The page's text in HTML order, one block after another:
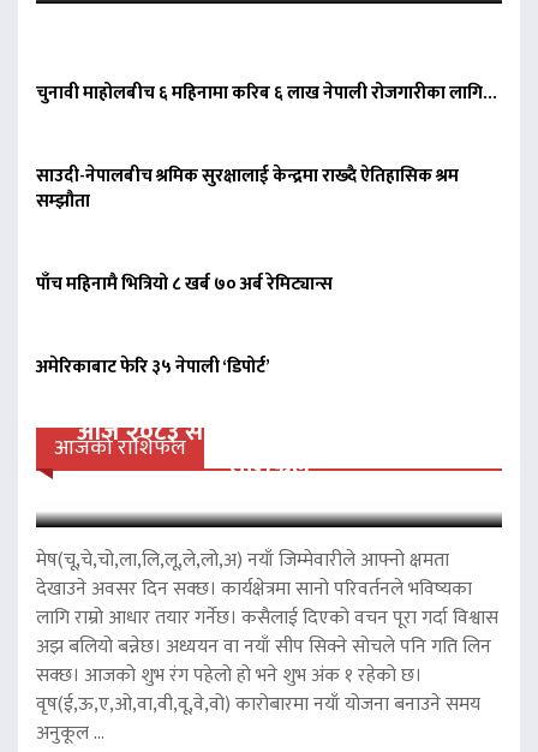
चुनावी माहोलबीच ६ महिनामा करिब ६ लाख नेपाली रोजगारीका लागि…
साउदी-नेपालबीच श्रमिक सुरक्षालाई केन्द्रमा राख्दै ऐतिहासिक श्रम
सम्झौता
पाँच महिनामै भित्रियो ८ खर्ब ७० अर्ब रेमिट्यान्स
अमेरिकाबाट फेरि ३५ नेपाली ‘डिपोर्ट’
आजको राशिफल
आज २०८३ साल साउन २३ गते शनिवारको
राशिफल
मेष(चू,चे,चो,ला,लि,लू,ले,लो,अ) नयाँ जिम्मेवारीले आफ्नो क्षमता
देखाउने अवसर दिन सक्छ। कार्यक्षेत्रमा सानो परिवर्तनले भविष्यका
लागि राम्रो आधार तयार गर्नेछ। कसैलाई दिएको वचन पूरा गर्दा विश्वास
अझ बलियो बन्नेछ। अध्ययन वा नयाँ सीप सिक्ने सोचले पनि गति लिन
सक्छ। आजको शुभ रंग पहेलो हो भने शुभ अंक १ रहेको छ।
वृष(ई,ऊ,ए,ओ,वा,वी,वू,वे,वो) कारोबारमा नयाँ योजना बनाउने समय
अनुकूल ...